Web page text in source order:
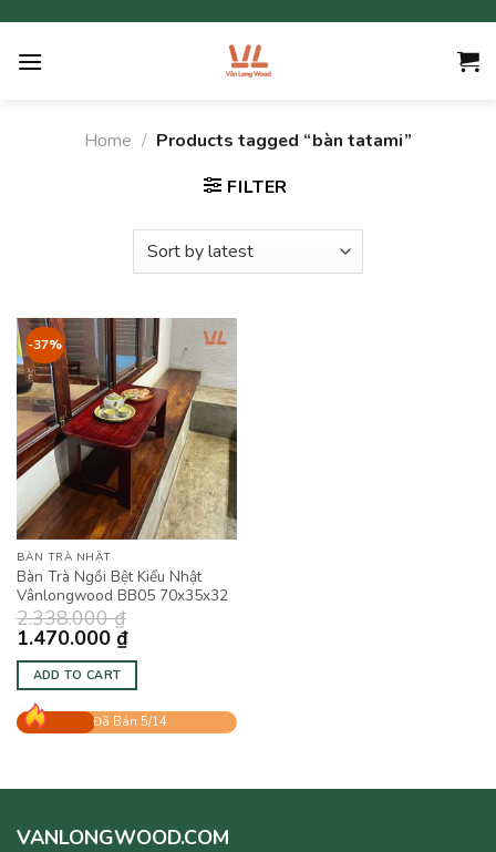
content
Home / Products tagged “bàn tatami”
FILTER
-37%
BÀN TRÀ NHẬT
Bàn Trà Ngồi Bệt Kiểu Nhật
Vânlongwood BB05 70x35x32
2.338.000₫
1.470.000 ₫
ADD TO CART
Đã Bán 5/14
VANLONGWOOD.COM